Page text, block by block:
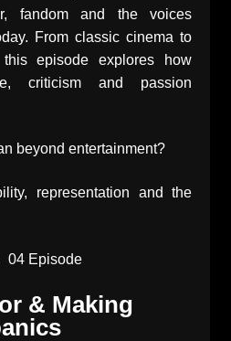
fandom and the voices
From classic cinema to
this episode explores how
criticism and passion
beyond entertainment?
representation and the
04 Episode
& Making